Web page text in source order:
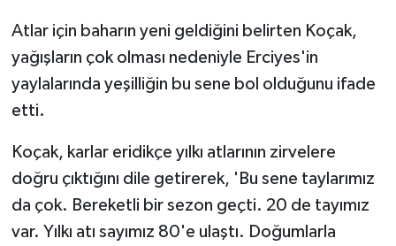
Atlar için baharın yeni geldiğini belirten Koçak,
yağışların çok olması nedeniyle Erciyes'in
yaylalarında yeşilliğin bu sene bol olduğunu ifade
etti.
Koçak, karlar eridikçe yılkı atlarının zirvelere
doğru çıktığını dile getirerek, 'Bu sene taylarımız
da çok. Bereketli bir sezon geçti. 20 de tayımız
var. Yılkı atı sayımız 80'e ulaştı. Doğumlarla